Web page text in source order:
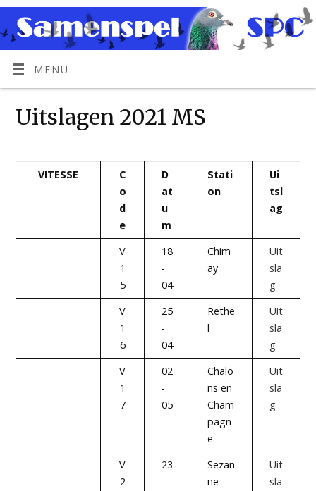
MENU
Uitslagen 2021 MS
VITESSE
C
o
d
e
D
at
u
m
Stati
on
Ui
tsl
ag
V
1
5
18
-
04
Chim
ay
Uit
sla
g
V
1
6
25
-
04
Rethe
l
Uit
sla
g
V
1
7
02
-
05
Chalo
ns en
Cham
pagn
e
Uit
sla
g
V
2
23
-
Sezan
ne
Uit
sla